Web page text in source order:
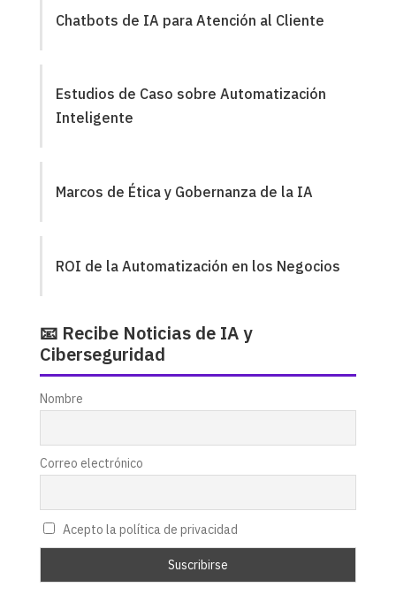
Chatbots de IA para Atención al Cliente
Estudios de Caso sobre Automatización
Inteligente
Marcos de Ética y Gobernanza de la IA
ROI de la Automatización en los Negocios
📧 Recibe Noticias de IA y
Ciberseguridad
Nombre
Correo electrónico
Acepto la política de privacidad